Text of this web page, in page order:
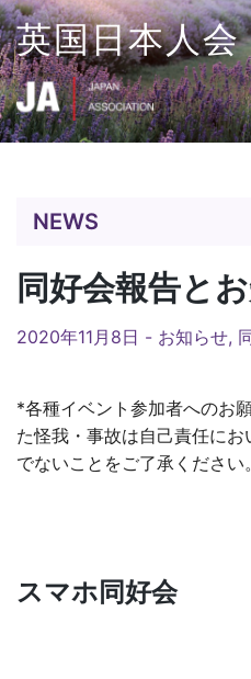
Skip
to
content
英国日本人会
NEWS
同好会報告と
2020年11月8日 - お知らせ,
*各種イベント参加者へのお
た怪我・事故は自己責任に
でないことをご了承ください。
スマホ同好会